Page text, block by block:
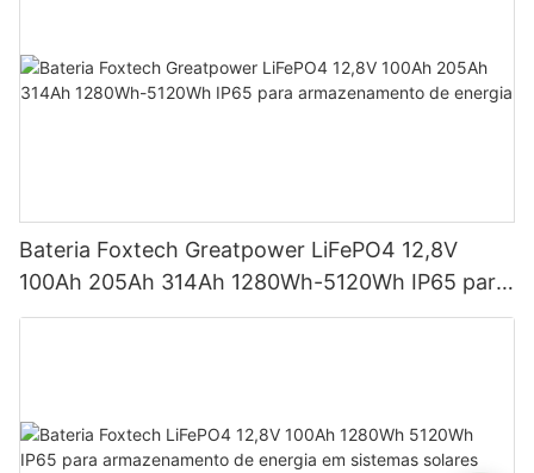
Bateria Foxtech Greatpower LiFePO4 12,8V
100Ah 205Ah 314Ah 1280Wh-5120Wh IP65 para
armazenamento de energia